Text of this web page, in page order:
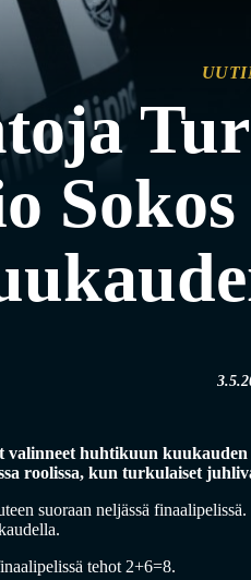
huhtikuun
roolissa, kun turkulaiset
suoraan neljässä
tehot 2+6=8.